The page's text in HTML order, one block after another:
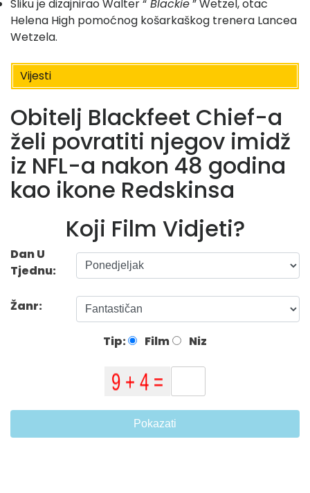
Sliku je dizajnirao Walter “ Blackie” Wetzel, otac
Helena High pomoćnog košarkaškog trenera Lancea
Wetzela.
Vijesti
Obitelj Blackfeet Chief-a
želi povratiti njegov imidž
iz NFL-a nakon 48 godina
kao ikone Redskinsa
Koji Film Vidjeti?
Dan U
Tjednu:
Žanr:
Tip: Film Niz
Pokazati